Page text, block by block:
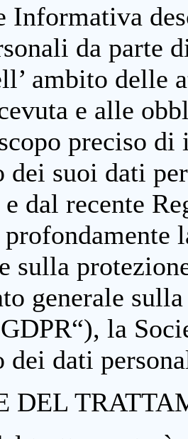
Informativa
da parte
ambito delle
e alle
preciso
dei suoi dati
dal recente
sulla
generale
la
dei dati
DEL